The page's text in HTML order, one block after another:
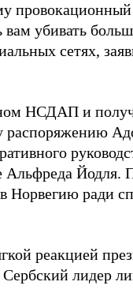
убивать
сетях,
НСДАП и
распоряжению
Йодля.
Норвегию ради
реакцией
лидер